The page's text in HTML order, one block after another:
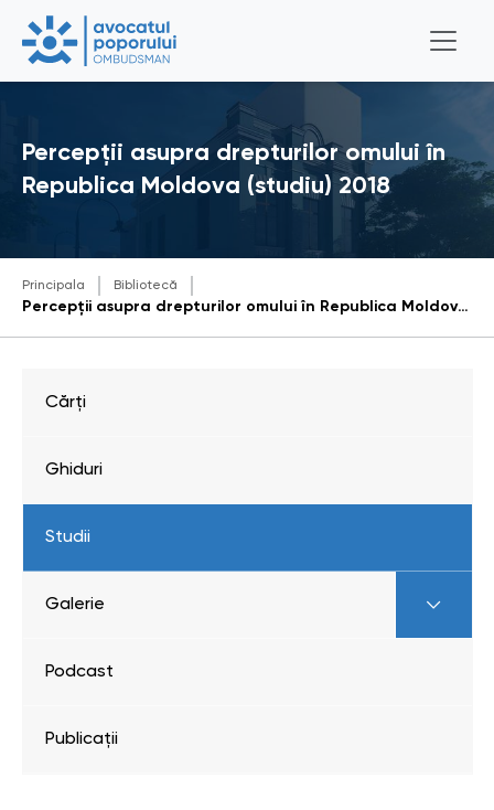
Percepții asupra drepturilor omului în
Republica Moldova (studiu) 2018
Principala Bibliotecă
Percepții asupra drepturilor omului în Republica Moldova (studiu) 2018
Cărți
Ghiduri
Studii
Galerie
Podcast
Publicații